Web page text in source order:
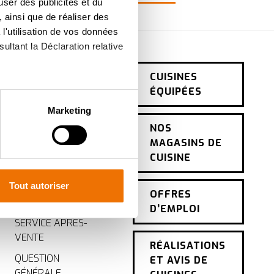
des publicités et du
que de réaliser des
de vos données
la Déclaration relative
mètres près
sur les cookies.
comme
Marketing
Tout autoriser
RENDEZ-VOUS
DEVIS CUISINE
CONSEILS DE
CUISINE GRATUITS
À DOMICILE
SERVICE APRÈS-
VENTE
QUESTION
CUISINES
ÉQUIPÉES
NOS
MAGASINS DE
CUISINE
OFFRES
D’EMPLOI
RÉALISATIONS
ET AVIS DE